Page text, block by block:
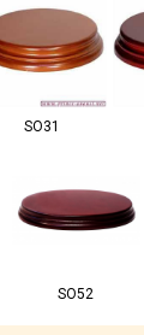
SO31
SO52